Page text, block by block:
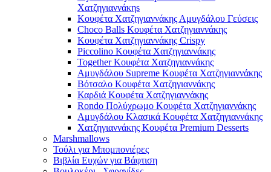
Χατζηγιαννάκηs
Κουφέτα Χατζηγιαννάκης Αμυγδάλου Γεύσεις
Choco Balls Κουφέτα Χατζηγιαννάκης
Κουφέτα Χατζηγιαννάκης Crispy
Piccolino Κουφέτα Χατζηγιαννάκης
Together Κουφέτα Χατζηγιαννάκης
Αμυγδάλου Supreme Κουφέτα Χατζηγιαννάκης
Βότσαλο Κουφέτα Χατζηγιαννάκης
Καρδιά Κουφέτα Χατζηγιαννάκης
Rondo Πολύχρωμο Κουφέτα Χατζηγιαννάκης
Αμυγδάλου Κλασικά Κουφέτα Χατζηγιαννάκης
Χατζηγιαννάκης Κουφέτα Premium Desserts
Marshmallows
Τούλι για Μπομπονιέρες
Βιβλία Ευχών για Βάφτιση